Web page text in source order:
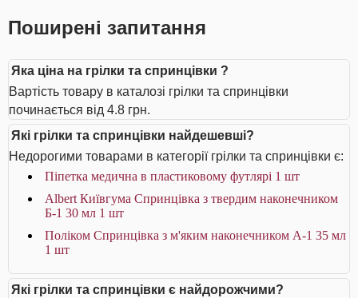
Поширені запитання
Яка ціна на грілки та спринцівки ?
Вартість товару в каталозі грілки та спринцівки
починається від 4.8 грн.
Які грілки та спринцівки найдешевші?
Недорогими товарами в категорії грілки та спринцівки є:
Піпетка медична в пластиковому футлярі 1 шт
Albert Київгума Спринцівка з твердим наконечником
Б-1 30 мл 1 шт
Поліком Спринцівка з м'яким наконечником А-1 35 мл
1 шт
Які грілки та спринцівки є найдорожчими?